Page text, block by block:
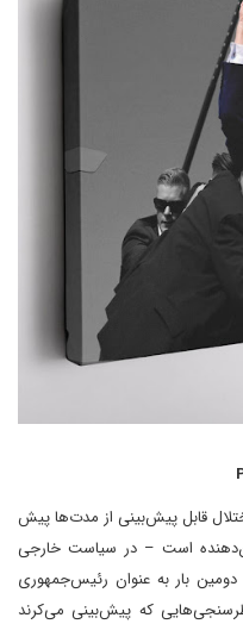
قابل پیش‌بینی از مدت‌ها پیش
است – در سیاست خارجی
دومین بار به عنوان رئیس‌جمهوری
که پیش‌بینی می‌کرند